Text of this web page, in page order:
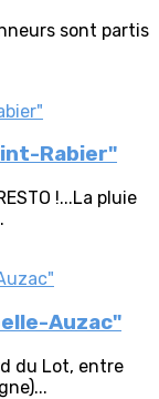
sont partis
Rabier"
!...La pluie
Auzac"
du Lot, entre